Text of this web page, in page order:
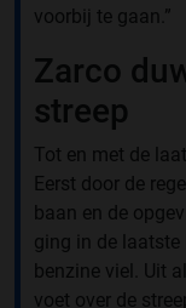
voorbij te gaan.”
Zarco
streep
Tot en met de
Eerst door de
baan en de
ging in de
benzine viel. Uit
voet over de